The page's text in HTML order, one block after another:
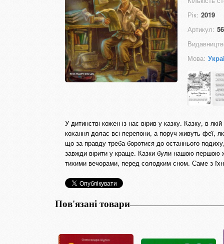
Рік: 2019
Артикул:
Мова:
У дитинстві кожен із нас вірив у казку. Казку, в
кохання долає всі перепони, а поруч живуть феї,
що за правду треба боротися до останнього
завжди вірити у краще. Казки були нашою першою
тихими вечорами, перед солодким сном. Саме з
Пов'язані товари